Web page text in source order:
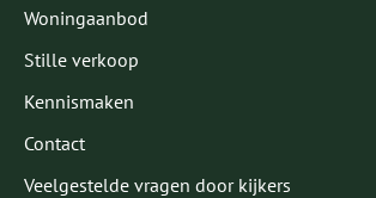
Woningaanbod
Stille verkoop
Kennismaken
Contact
Veelgestelde vragen door kijkers